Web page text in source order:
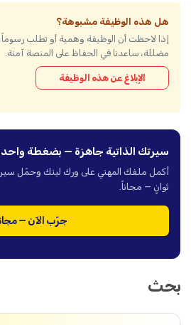
هل هذه الوظيفة مشبوهة؟
إذا لاحظت أن الوظيفة وهمية أو تطلب
مضللة، ساعدنا في الحفاظ على المنصة آمنة.
الإبلاغ عن هذه الوظيفة
سيرتك الذاتية جاهزة — بضغطة
أكمل ملفك المهني على ورك لينك وحمّل سيرة
ثوانٍ — مجاناً.
جرّب الآن —
بحث